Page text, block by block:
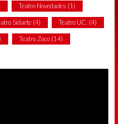
Teatro Novedades (1)
Sidarte(4) Teatro UC. (4)
Teatro Zoco(14)